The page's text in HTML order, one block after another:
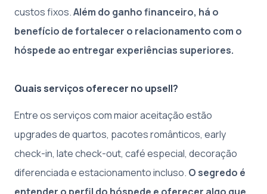
custos fixos.Além do ganho financeiro, há o
benefício de fortalecer o relacionamento com o
hóspede ao entregar experiências superiores.
Quais serviços oferecer no upsell?
Entre os serviços com maior aceitação estão
upgrades de quartos, pacotes românticos, early
check-in, late check-out, café especial, decoração
diferenciada e estacionamento incluso. O segredo é
entender o perfil do hóspede e oferecer algo que